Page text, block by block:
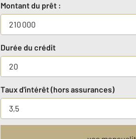
Montant du prêt :
Durée du crédit
Taux d'intérêt (hors assurances)